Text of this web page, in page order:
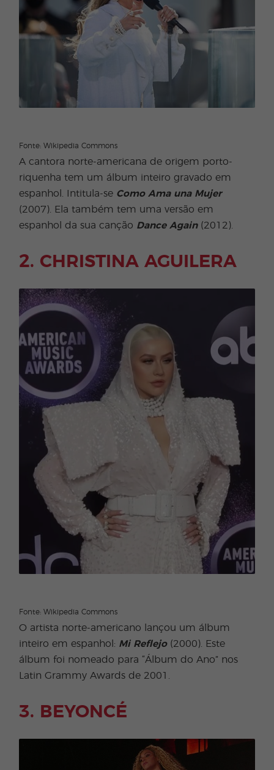
Fonte: Wikipedia Commons
A cantora norte-americana de origem porto-
riquenha tem um álbum inteiro gravado em
espanhol. Intitula-se Como Ama una Mujer
(2007). Ela também tem uma versão em
espanhol da sua canção Dance Again (2012).
2. CHRISTINA AGUILERA
Fonte: Wikipedia Commons
O artista norte-americano lançou um álbum
inteiro em espanhol: Mi Reflejo(2000). Este
álbum foi nomeado para “Álbum do Ano” nos
Latin Grammy Awards de 2001.
3. BEYONCÉ